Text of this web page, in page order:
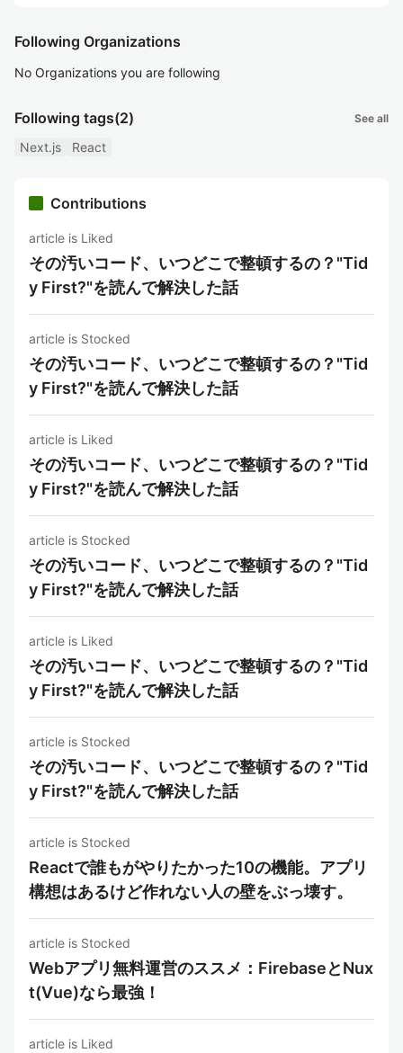
Following Organizations
No Organizations you are following
Following tags(2) See all
Next.js React
Contributions
article is Liked
その汚いコード、いつどこで整頓するの？"Tid
y First?"を読んで解決した話
article is Stocked
その汚いコード、いつどこで整頓するの？"Tid
y First?"を読んで解決した話
article is Liked
その汚いコード、いつどこで整頓するの？"Tid
y First?"を読んで解決した話
article is Stocked
その汚いコード、いつどこで整頓するの？"Tid
y First?"を読んで解決した話
article is Liked
その汚いコード、いつどこで整頓するの？"Tid
y First?"を読んで解決した話
article is Stocked
その汚いコード、いつどこで整頓するの？"Tid
y First?"を読んで解決した話
article is Stocked
Reactで誰もがやりたかった10の機能。アプリ
構想はあるけど作れない人の壁をぶっ壊す。
article is Stocked
Webアプリ無料運営のススメ：FirebaseとNux
t(Vue)なら最強！
article is Liked